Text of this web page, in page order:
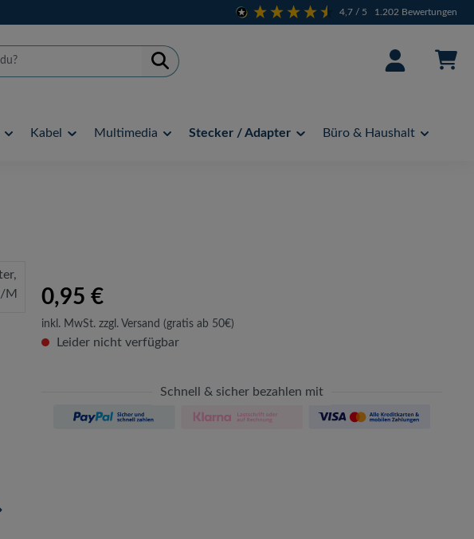
4,7 / 5 1.202 Bewertungen
Kabel Multimedia Stecker / Adapter Büro & Haushalt
0,95 €
inkl. MwSt. zzgl. Versand (gratis ab 50€)
Leider nicht verfügbar
Schnell & sicher bezahlen mit